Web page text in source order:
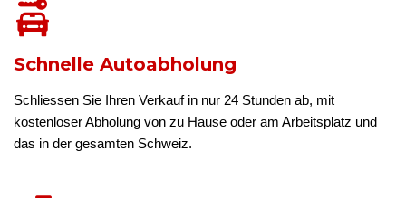
Schnelle Autoabholung
Schliessen Sie Ihren Verkauf in nur 24 Stunden ab, mit
kostenloser Abholung von zu Hause oder am Arbeitsplatz und
das in der gesamten Schweiz.